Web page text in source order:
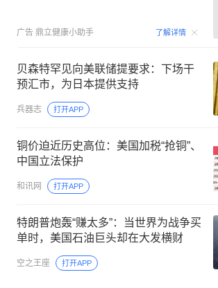
广告 鼎立健康小助手 了解详情
贝森特罕见向美联储提要求：下场干
预汇市，为日本提供支持
兵器志 打开APP
铜价迫近历史高位：美国加税“抢铜”、
中国立法保护
和讯网 打开APP
特朗普炮轰“赚太多”：当世界为战争买
单时，美国石油巨头却在大发横财
空之王座 打开APP